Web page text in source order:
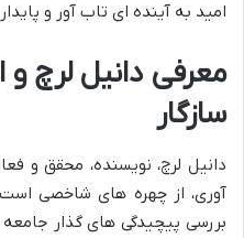
امید به آینده ای تاب آور و
معرفی دانیل لرچ
سازگار
دانیل لرچ، نویسنده، محقق و
آوری، از چهره های شاخصی
بررسی پیچیدگی های گذار